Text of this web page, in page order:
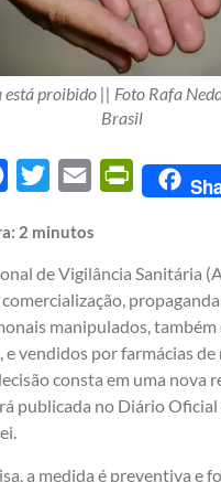
está proibido || Foto Rafa
Brasil
Facebook
Twitter Email
2 minutos
de Vigilância Sanitária
manipulados,
e vendidos por farmácias
consta em uma nova
publicada no Diário
a medida é preventiva e